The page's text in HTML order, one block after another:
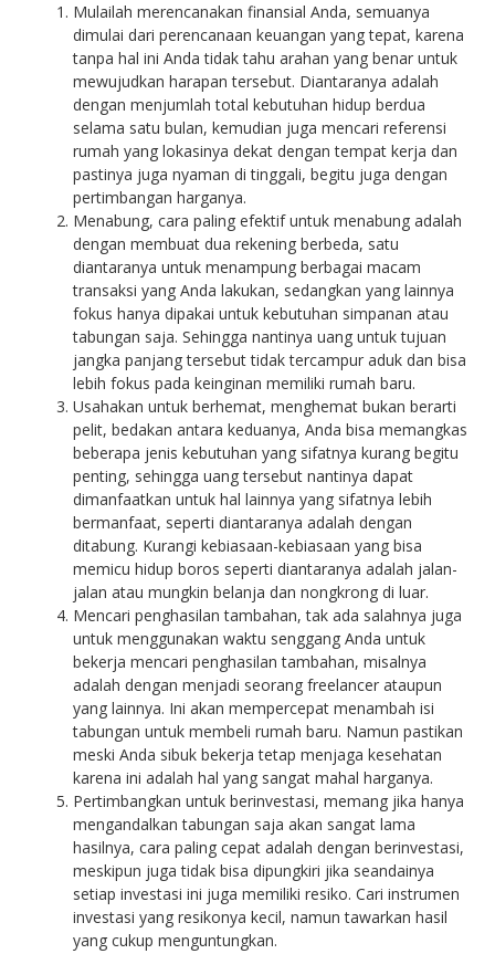
Mulailah merencanakan finansial Anda, semuanya
dimulai dari perencanaan keuangan yang tepat, karena
tanpa hal ini Anda tidak tahu arahan yang benar untuk
mewujudkan harapan tersebut. Diantaranya adalah
dengan menjumlah total kebutuhan hidup berdua
selama satu bulan, kemudian juga mencari referensi
rumah yang lokasinya dekat dengan tempat kerja dan
pastinya juga nyaman di tinggali, begitu juga dengan
pertimbangan harganya.
Menabung, cara paling efektif untuk menabung adalah
dengan membuat dua rekening berbeda, satu
diantaranya untuk menampung berbagai macam
transaksi yang Anda lakukan, sedangkan yang lainnya
fokus hanya dipakai untuk kebutuhan simpanan atau
tabungan saja. Sehingga nantinya uang untuk tujuan
jangka panjang tersebut tidak tercampur aduk dan bisa
lebih fokus pada keinginan memiliki rumah baru.
Usahakan untuk berhemat, menghemat bukan berarti
pelit, bedakan antara keduanya, Anda bisa memangkas
beberapa jenis kebutuhan yang sifatnya kurang begitu
penting, sehingga uang tersebut nantinya dapat
dimanfaatkan untuk hal lainnya yang sifatnya lebih
bermanfaat, seperti diantaranya adalah dengan
ditabung. Kurangi kebiasaan-kebiasaan yang bisa
memicu hidup boros seperti diantaranya adalah jalan-
jalan atau mungkin belanja dan nongkrong di luar.
Mencari penghasilan tambahan, tak ada salahnya juga
untuk menggunakan waktu senggang Anda untuk
bekerja mencari penghasilan tambahan, misalnya
adalah dengan menjadi seorang freelancer ataupun
yang lainnya. Ini akan mempercepat menambah isi
tabungan untuk membeli rumah baru. Namun pastikan
meski Anda sibuk bekerja tetap menjaga kesehatan
karena ini adalah hal yang sangat mahal harganya.
Pertimbangkan untuk berinvestasi, memang jika hanya
mengandalkan tabungan saja akan sangat lama
hasilnya, cara paling cepat adalah dengan berinvestasi,
meskipun juga tidak bisa dipungkiri jika seandainya
setiap investasi ini juga memiliki resiko. Cari instrumen
investasi yang resikonya kecil, namun tawarkan hasil
yang cukup menguntungkan.